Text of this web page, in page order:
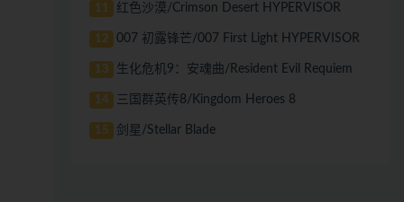
11 红色沙漠/Crimson Desert HYPERVISOR
12 007 初露锋芒/007 First Light HYPERVISOR
13 生化危机9：安魂曲/Resident Evil Requiem
14 三国群英传8/Kingdom Heroes 8
15 剑星/Stellar Blade